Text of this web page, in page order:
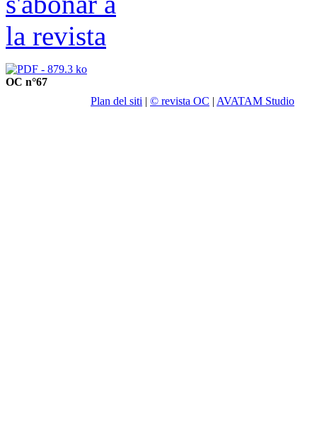
OC n°67
Plan del siti | © revista OC | AVATAM Studio